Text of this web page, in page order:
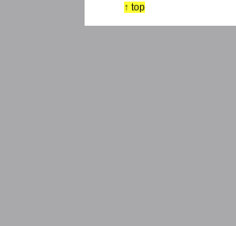
↑ top